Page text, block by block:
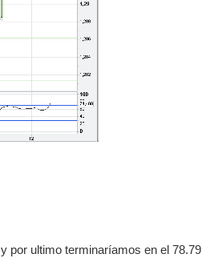
y por ultimo terminaríamos en el 78.79